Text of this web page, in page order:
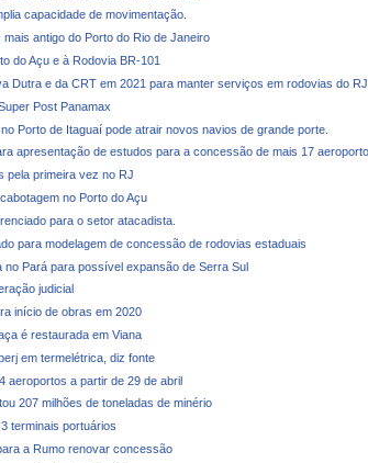
capacidade de movimentação.
antigo do Porto do Rio de Janeiro
do Açu e à Rodovia BR-101
Dutra e da CRT em 2021 para manter serviços em rodovias do RJ
Post Panamax
Porto de Itaguaí pode atrair novos navios de grande porte.
apresentação de estudos para a concessão de mais 17
pela primeira vez no RJ
no Porto do Açu
para o setor atacadista.
para modelagem de concessão de rodovias estaduais
no Pará para possível expansão de Serra Sul
judicial
início de obras em 2020
é restaurada em Viana
em termelétrica, diz fonte
aeroportos a partir de 29 de abril
207 milhões de toneladas de minério
terminais portuários
a Rumo renovar concessão